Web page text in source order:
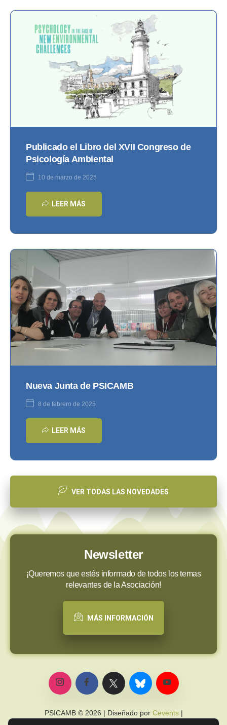
Publicado el Libro del XVII Congreso de
Psicología Ambiental
10 de marzo de 2025
LEER MÁS
Nueva Junta de PSICAMB
8 de febrero de 2025
LEER MÁS
VER TODAS LAS NOVEDADES
Newsletter
¡Queremos que estés informado de todos los temas
relevantes de la Asociación!
MÁS INFORMACIÓN
PSICAMB © 2026 | Diseñado por Cevents|